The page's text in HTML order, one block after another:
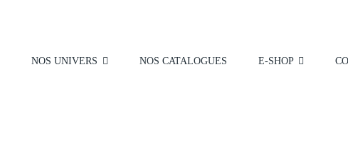
NOS UNIVERS NOS CATALOGUES E-SHOP